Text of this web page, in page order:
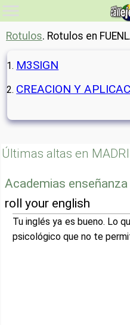
Rotulos. Rotulos en
M3SIGN
CREACION Y
Últimas altas en
Academias enseñanza
roll your english
Tu inglés ya es bueno. Lo
psicológico que no te